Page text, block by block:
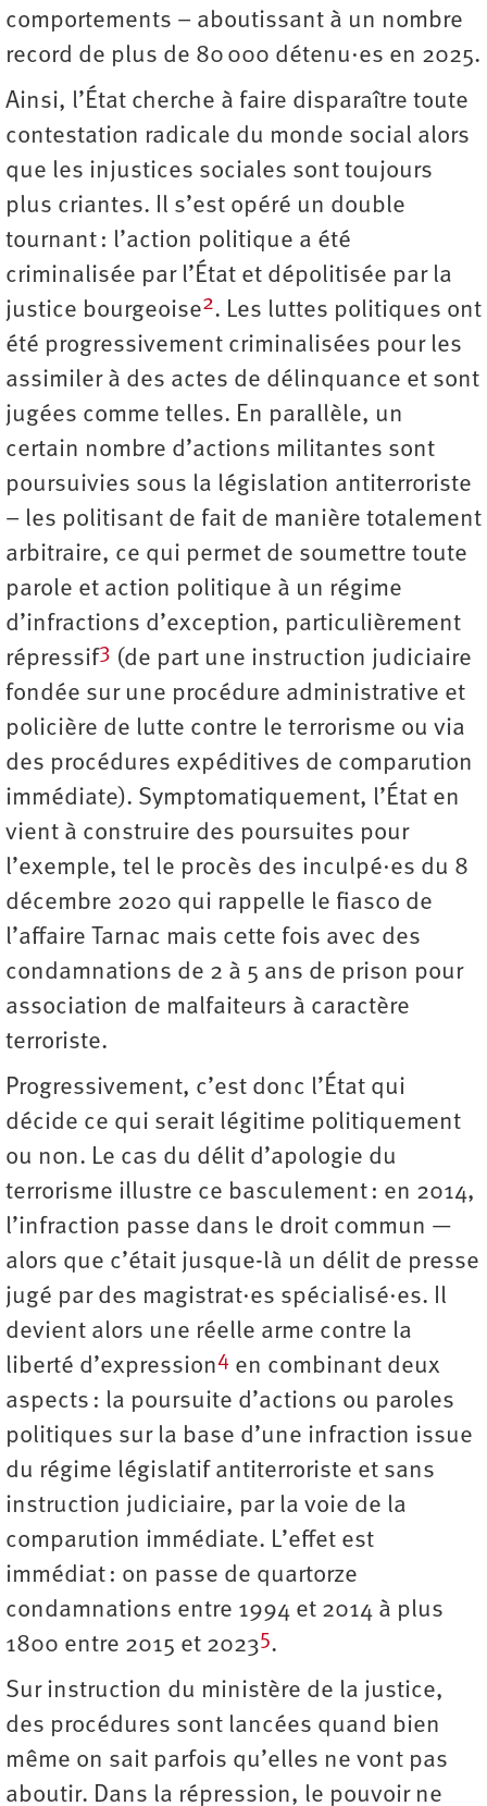
comportements – aboutissant à un nombre
record de plus de 80 000 détenu·es en 2025.
Ainsi, l’État cherche à faire disparaître toute
contestation radicale du monde social alors
que les injustices sociales sont toujours
plus criantes. Il s’est opéré un double
tournant : l’action politique a été
criminalisée par l’État et dépolitisée par la
justice bourgeoise2. Les luttes politiques ont
été progressivement criminalisées pour les
assimiler à des actes de délinquance et sont
jugées comme telles. En parallèle, un
certain nombre d’actions militantes sont
poursuivies sous la législation antiterroriste
– les politisant de fait de manière totalement
arbitraire, ce qui permet de soumettre toute
parole et action politique à un régime
d’infractions d’exception, particulièrement
répressif3 (de part une instruction judiciaire
fondée sur une procédure administrative et
policière de lutte contre le terrorisme ou via
des procédures expéditives de comparution
immédiate). Symptomatiquement, l’État en
vient à construire des poursuites pour
l’exemple, tel le procès des inculpé·es du 8
décembre 2020 qui rappelle le fiasco de
l’affaire Tarnac mais cette fois avec des
condamnations de 2 à 5 ans de prison pour
association de malfaiteurs à caractère
terroriste.
Progressivement, c’est donc l’État qui
décide ce qui serait légitime politiquement
ou non. Le cas du délit d’apologie du
terrorisme illustre ce basculement : en 2014,
l’infraction passe dans le droit commun —
alors que c’était jusque-là un délit de presse
jugé par des magistrat·es spécialisé·es. Il
devient alors une réelle arme contre la
liberté d’expression4 en combinant deux
aspects : la poursuite d’actions ou paroles
politiques sur la base d’une infraction issue
du régime législatif antiterroriste et sans
instruction judiciaire, par la voie de la
comparution immédiate. L’effet est
immédiat : on passe de quartorze
condamnations entre 1994 et 2014 à plus
1800 entre 2015 et 20235.
Sur instruction du ministère de la justice,
des procédures sont lancées quand bien
même on sait parfois qu’elles ne vont pas
aboutir. Dans la répression, le pouvoir ne